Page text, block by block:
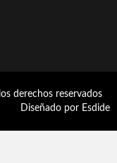
derechos reservados
Diseñado por Esdide